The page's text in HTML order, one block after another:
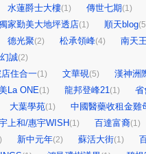
水蓮爵士大樓(1) 傳世七期(1)
家勤美大地坪透店(1) 順天blog
德光聚(2) 松承領峰(4) 南天
誠(2)
住合一(1) 文華硯(5) 漢神洲
La ONE(1) 龍邦登峰21(1) 省
大葉學苑(1) 中國醫藥收租金雞
上和/惠宇WISH(1) 百達富裔(1)
新中元年(2) 蘇活大街(1)